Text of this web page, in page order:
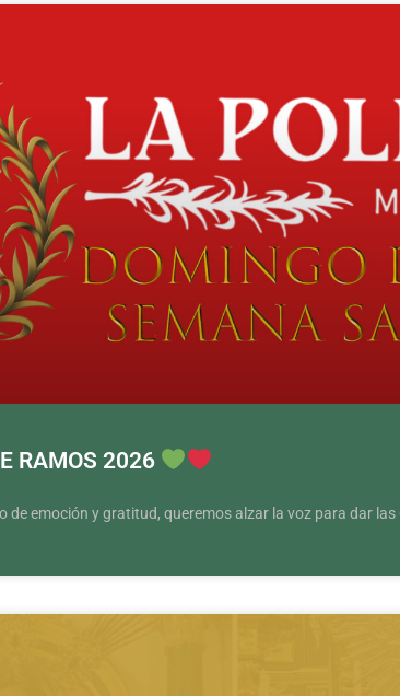
RAMOS 2026
de emoción y gratitud, queremos alzar la voz para dar